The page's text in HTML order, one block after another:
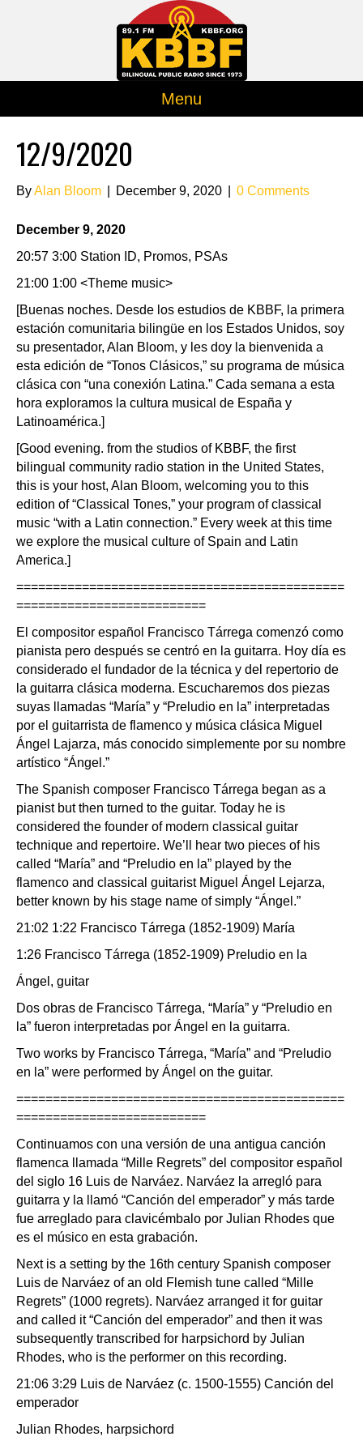
Menu
12/9/2020
ByAlan Bloom December 9, 2020 0 Comments
December 9, 2020
20:57 3:00 Station ID, Promos, PSAs
21:00 1:00 <Theme music>
[Buenas noches. Desde los estudios de KBBF, la primera
estación comunitaria bilingüe en los Estados Unidos, soy
su presentador, Alan Bloom, y les doy la bienvenida a
esta edición de “Tonos Clásicos,” su programa de música
clásica con “una conexión Latina.” Cada semana a esta
hora exploramos la cultura musical de España y
Latinoamérica.]
[Good evening. from the studios of KBBF, the first
bilingual community radio station in the United States,
this is your host, Alan Bloom, welcoming you to this
edition of “Classical Tones,” your program of classical
music “with a Latin connection.” Every week at this time
we explore the musical culture of Spain and Latin
America.]
=============================================
==========================
El compositor español Francisco Tárrega comenzó como
pianista pero después se centró en la guitarra. Hoy día es
considerado el fundador de la técnica y del repertorio de
la guitarra clásica moderna. Escucharemos dos piezas
suyas llamadas “María” y “Preludio en la” interpretadas
por el guitarrista de flamenco y música clásica Miguel
Ángel Lajarza, más conocido simplemente por su nombre
artístico “Ángel.”
The Spanish composer Francisco Tárrega began as a
pianist but then turned to the guitar. Today he is
considered the founder of modern classical guitar
technique and repertoire. We’ll hear two pieces of his
called “María” and “Preludio en la” played by the
flamenco and classical guitarist Miguel Ángel Lejarza,
better known by his stage name of simply “Ángel.”
21:02 1:22 Francisco Tárrega (1852-1909) María
1:26 Francisco Tárrega (1852-1909) Preludio en la
Ángel, guitar
Dos obras de Francisco Tárrega, “María” y “Preludio en
la” fueron interpretadas por Ángel en la guitarra.
Two works by Francisco Tárrega, “María” and “Preludio
en la” were performed by Ángel on the guitar.
=============================================
==========================
Continuamos con una versión de una antigua canción
flamenca llamada “Mille Regrets” del compositor español
del siglo 16 Luis de Narváez. Narváez la arregló para
guitarra y la llamó “Canción del emperador” y más tarde
fue arreglado para clavicémbalo por Julian Rhodes que
es el músico en esta grabación.
Next is a setting by the 16th century Spanish composer
Luis de Narváez of an old Flemish tune called “Mille
Regrets” (1000 regrets). Narváez arranged it for guitar
and called it “Canción del emperador” and then it was
subsequently transcribed for harpsichord by Julian
Rhodes, who is the performer on this recording.
21:06 3:29 Luis de Narváez (c. 1500-1555) Canción del
emperador
Julian Rhodes, harpsichord